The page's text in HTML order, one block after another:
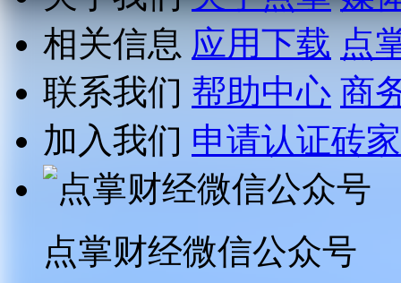
相关信息 应用下载 点
联系我们 帮助中心 商
加入我们 申请认证砖家
点掌财经微信公众号